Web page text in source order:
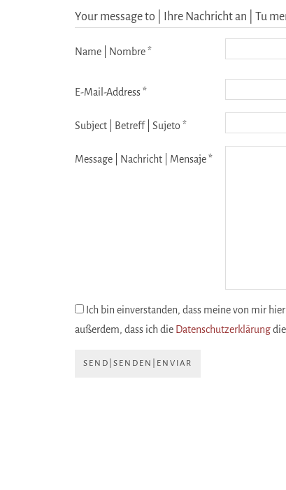
Your message to | Ihre Nachricht an | Tu
Name | Nombre *
E-Mail-Address *
Subject | Betreff | Sujeto *
Message | Nachricht | Mensaje *
Ich bin einverstanden, dass meine von mir
außerdem, dass ich die Datenschutzerklärung
SEND|SENDEN|ENVIAR